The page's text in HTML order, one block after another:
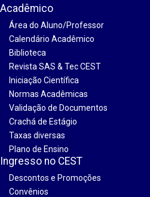
Acadêmico
Área do Aluno/Professor
Calendário Acadêmico
Biblioteca
Revista SAS & Tec CEST
Iniciação Científica
Normas Acadêmicas
Validação de Documentos
Crachá de Estágio
Taxas diversas
Plano de Ensino
Ingresso no CEST
Descontos e Promoções
Convênios